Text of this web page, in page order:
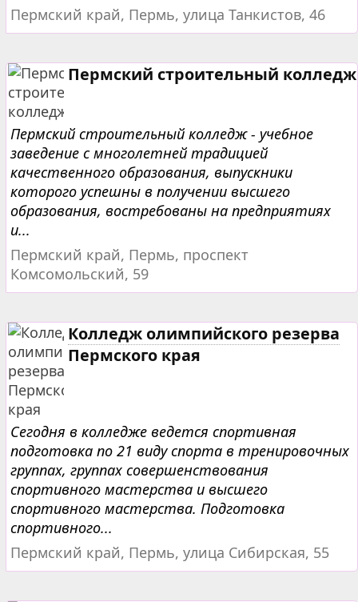
Пермский край, Пермь, улица Танкистов, 46
Пермский строительный колледж
Пермский строительный колледж - учебное
заведение с многолетней традицией
качественного образования, выпускники
которого успешны в получении высшего
образования, востребованы на предприятиях
и...
Пермский край, Пермь, проспект
Комсомольский, 59
Колледж олимпийского резерва
Пермского края
Сегодня в колледже ведется спортивная
подготовка по 21 виду спорта в тренировочных
группах, группах совершенствования
спортивного мастерства и высшего
спортивного мастерства. Подготовка
спортивного...
Пермский край, Пермь, улица Сибирская, 55